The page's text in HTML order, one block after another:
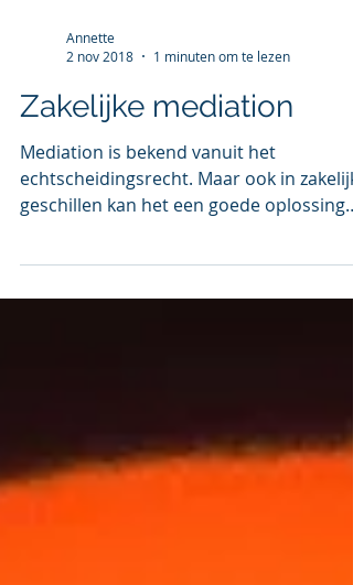
2 nov 2018
1 minuten om te lezen
Zakelijke mediation
Mediation is bekend vanuit het
echtscheidingsrecht. Maar ook in
bieden voor geschillen.